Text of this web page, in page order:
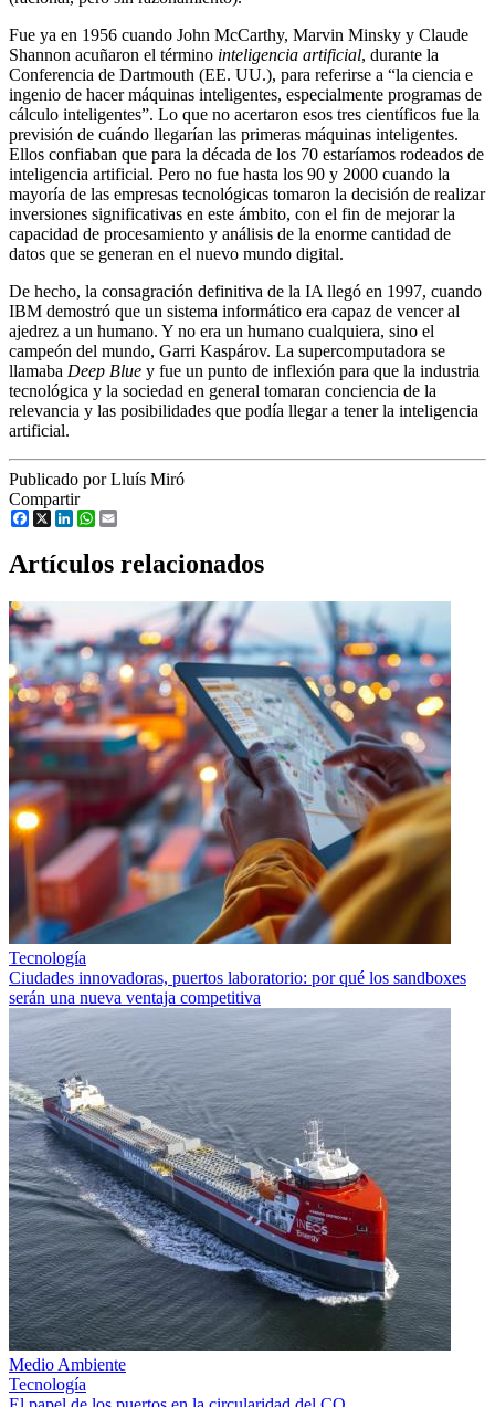
Fue ya en 1956 cuando John McCarthy, Marvin Minsky y Claude
Shannon acuñaron el término inteligencia artificial, durante la
Conferencia de Dartmouth (EE. UU.), para referirse a “la ciencia e
ingenio de hacer máquinas inteligentes, especialmente programas de
cálculo inteligentes”. Lo que no acertaron esos tres científicos fue la
previsión de cuándo llegarían las primeras máquinas inteligentes.
Ellos confiaban que para la década de los 70 estaríamos rodeados de
inteligencia artificial. Pero no fue hasta los 90 y 2000 cuando la
mayoría de las empresas tecnológicas tomaron la decisión de realizar
inversiones significativas en este ámbito, con el fin de mejorar la
capacidad de procesamiento y análisis de la enorme cantidad de
datos que se generan en el nuevo mundo digital.
De hecho, la consagración definitiva de la IA llegó en 1997, cuando
IBM demostró que un sistema informático era capaz de vencer al
ajedrez a un humano. Y no era un humano cualquiera, sino el
campeón del mundo, Garri Kaspárov. La supercomputadora se
llamaba Deep Blue y fue un punto de inflexión para que la industria
tecnológica y la sociedad en general tomaran conciencia de la
relevancia y las posibilidades que podía llegar a tener la inteligencia
artificial.
Publicado por Lluís Miró
Compartir
Facebook
X LinkedInWhatsApp
Artículos relacionados
Tecnología
Ciudades innovadoras, puertos laboratorio: por qué los sandboxes
serán una nueva ventaja competitiva
Medio Ambiente
Tecnología